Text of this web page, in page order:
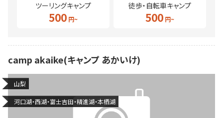
ツーリングキャンプ
500
徒歩・自転車キャンプ
500
camp akaike(キャンプ あかいけ)
山梨
河口湖・西湖・富士吉田・精進湖・本栖湖